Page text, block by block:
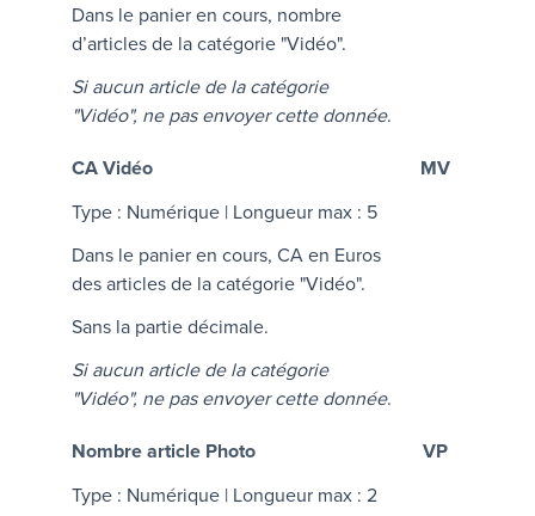
Dans le panier en cours, nombre
d’articles de la catégorie "Vidéo".
Si aucun article de la catégorie
"Vidéo", ne pas envoyer cette donnée.
CA Vidéo
Type : Numérique | Longueur max : 5
Dans le panier en cours, CA en Euros
des articles de la catégorie "Vidéo".
Sans la partie décimale.
Si aucun article de la catégorie
"Vidéo", ne pas envoyer cette donnée.
MV
Nombre article Photo
Type : Numérique | Longueur max : 2
VP